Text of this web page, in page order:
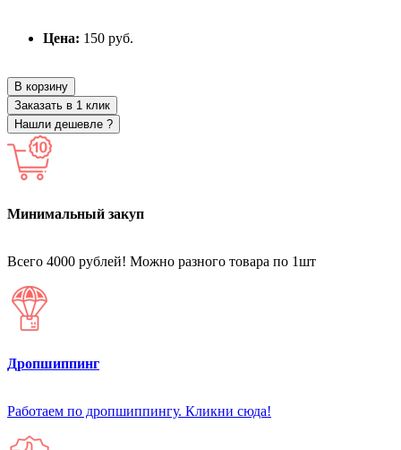
Цена: 150 руб.
В корзину
Заказать в 1 клик
Нашли дешевле ?
Минимальный закуп
Всего 4000 рублей! Можно разного товара по 1шт
Дропшиппинг
Работаем по дропшиппингу. Кликни сюда!